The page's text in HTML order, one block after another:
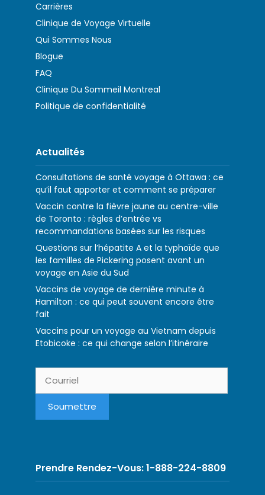
Carrières
Clinique de Voyage Virtuelle
Qui Sommes Nous
Blogue
FAQ
Clinique Du Sommeil Montreal
Politique de confidentialité
Actualités
Consultations de santé voyage à Ottawa : ce
qu’il faut apporter et comment se préparer
Vaccin contre la fièvre jaune au centre-ville
de Toronto : règles d’entrée vs
recommandations basées sur les risques
Questions sur l’hépatite A et la typhoïde que
les familles de Pickering posent avant un
voyage en Asie du Sud
Vaccins de voyage de dernière minute à
Hamilton : ce qui peut souvent encore être
fait
Vaccins pour un voyage au Vietnam depuis
Etobicoke : ce qui change selon l’itinéraire
Prendre Rendez-Vous: 1-888-224-8809